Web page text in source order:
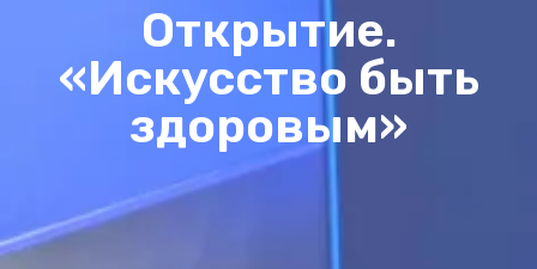
Открытие.
«Искусство быть
здоровым»